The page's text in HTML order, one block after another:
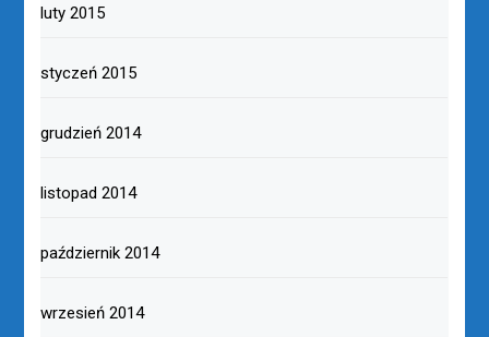
luty 2015
styczeń 2015
grudzień 2014
listopad 2014
październik 2014
wrzesień 2014